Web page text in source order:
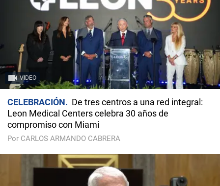
VIDEO
CELEBRACIÓN
De tres centros a una red integral:
Leon Medical Centers celebra 30 años de
compromiso con Miami
Por CARLOS ARMANDO CABRERA